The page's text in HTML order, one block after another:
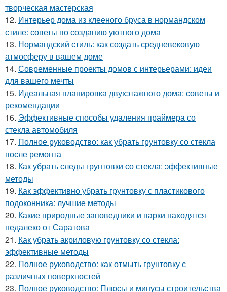
творческая мастерская
12. Интерьер дома из клееного бруса в нормандском
стиле: советы по созданию уютного дома
13. Нормандский стиль: как создать средневековую
атмосферу в вашем доме
14. Современные проекты домов с интерьерами: идеи
для вашего мечты
15. Идеальная планировка двухэтажного дома: советы и
рекомендации
16. Эффективные способы удаления праймера со
стекла автомобиля
17. Полное руководство: как убрать грунтовку со стекла
после ремонта
18. Как убрать следы грунтовки со стекла: эффективные
методы
19. Как эффективно убрать грунтовку с пластикового
подоконника: лучшие методы
20. Какие природные заповедники и парки находятся
недалеко от Саратова
21. Как убрать акриловую грунтовку со стекла:
эффективные методы
22. Полное руководство: как отмыть грунтовку с
различных поверхностей
23. Полное руководство: Плюсы и минусы строительства